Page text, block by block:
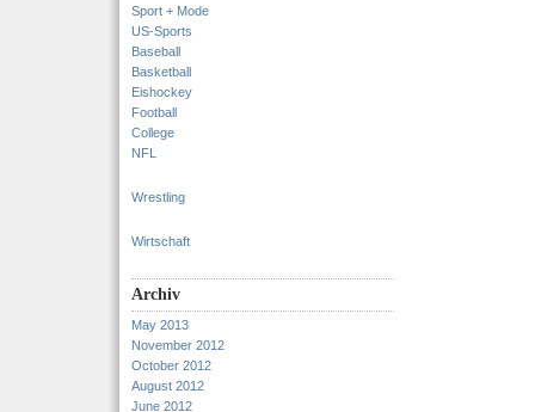
Sport + Mode
US-Sports
Baseball
Basketball
Eishockey
Football
College
NFL
Wrestling
Wirtschaft
Archiv
May 2013
November 2012
October 2012
August 2012
June 2012